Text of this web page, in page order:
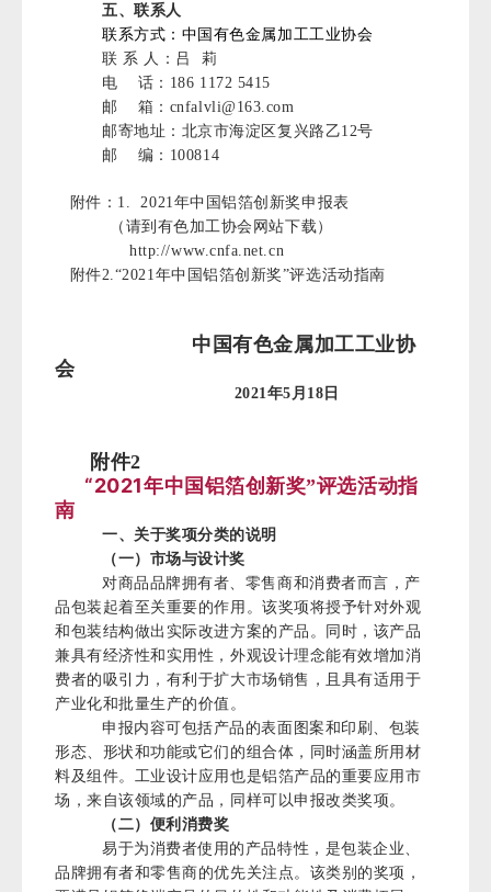
五、联系人
联系方式：中国有色金属加工工业协会
联 系 人：吕 莉
电 话：186 1172 5415
邮 箱：cnfalvli@163.com
邮寄地址：北京市海淀区复兴路乙12号
邮 编：100814
附件：1. 2021年中国铝箔创新奖申报表
（请到有色加工协会网站下载）
http://www.cnfa.net.cn
附件2.“2021年中国铝箔创新奖”评选活动指南
中国有色金属加工工业协
会
2021年5月18日
附件2
“2021年中国铝箔创新奖”评选活动指
南
一、关于奖项分类的说明
（一）市场与设计奖
对商品品牌拥有者、零售商和消费者而言，产
品包装起着至关重要的作用。该奖项将授予针对外观
和包装结构做出实际改进方案的产品。同时，该产品
兼具有经济性和实用性，外观设计理念能有效增加消
费者的吸引力，有利于扩大市场销售，且具有适用于
产业化和批量生产的价值。
申报内容可包括产品的表面图案和印刷、包装
形态、形状和功能或它们的组合体，同时涵盖所用材
料及组件。工业设计应用也是铝箔产品的重要应用市
场，来自该领域的产品，同样可以申报改类奖项。
（二）便利消费奖
易于为消费者使用的产品特性，是包装企业、
品牌拥有者和零售商的优先关注点。该类别的奖项，